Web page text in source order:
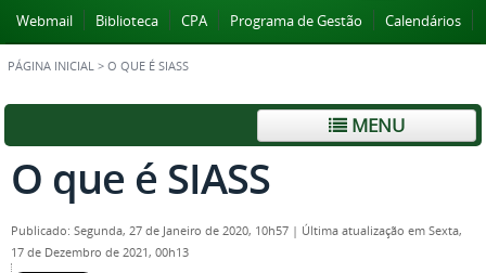
Webmail Biblioteca CPA Programa de Gestão Calendários
PÁGINA INICIAL > O QUE É SIASS
MENU
O que é SIASS
Publicado: Segunda, 27 de Janeiro de 2020, 10h57 | Última atualização em Sexta,
17 de Dezembro de 2021, 00h13